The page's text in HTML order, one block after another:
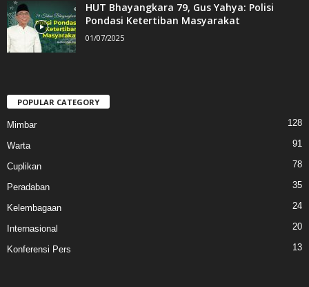
HUT Bhayangkara 79, Gus Yahya: Polisi
Pondasi Ketertiban Masyarakat
01/07/2025
POPULAR CATEGORY
Mimbar 128
Warta 91
Cuplikan 78
Peradaban 35
Kelembagaan 24
Internasional 20
Konferensi Pers 13